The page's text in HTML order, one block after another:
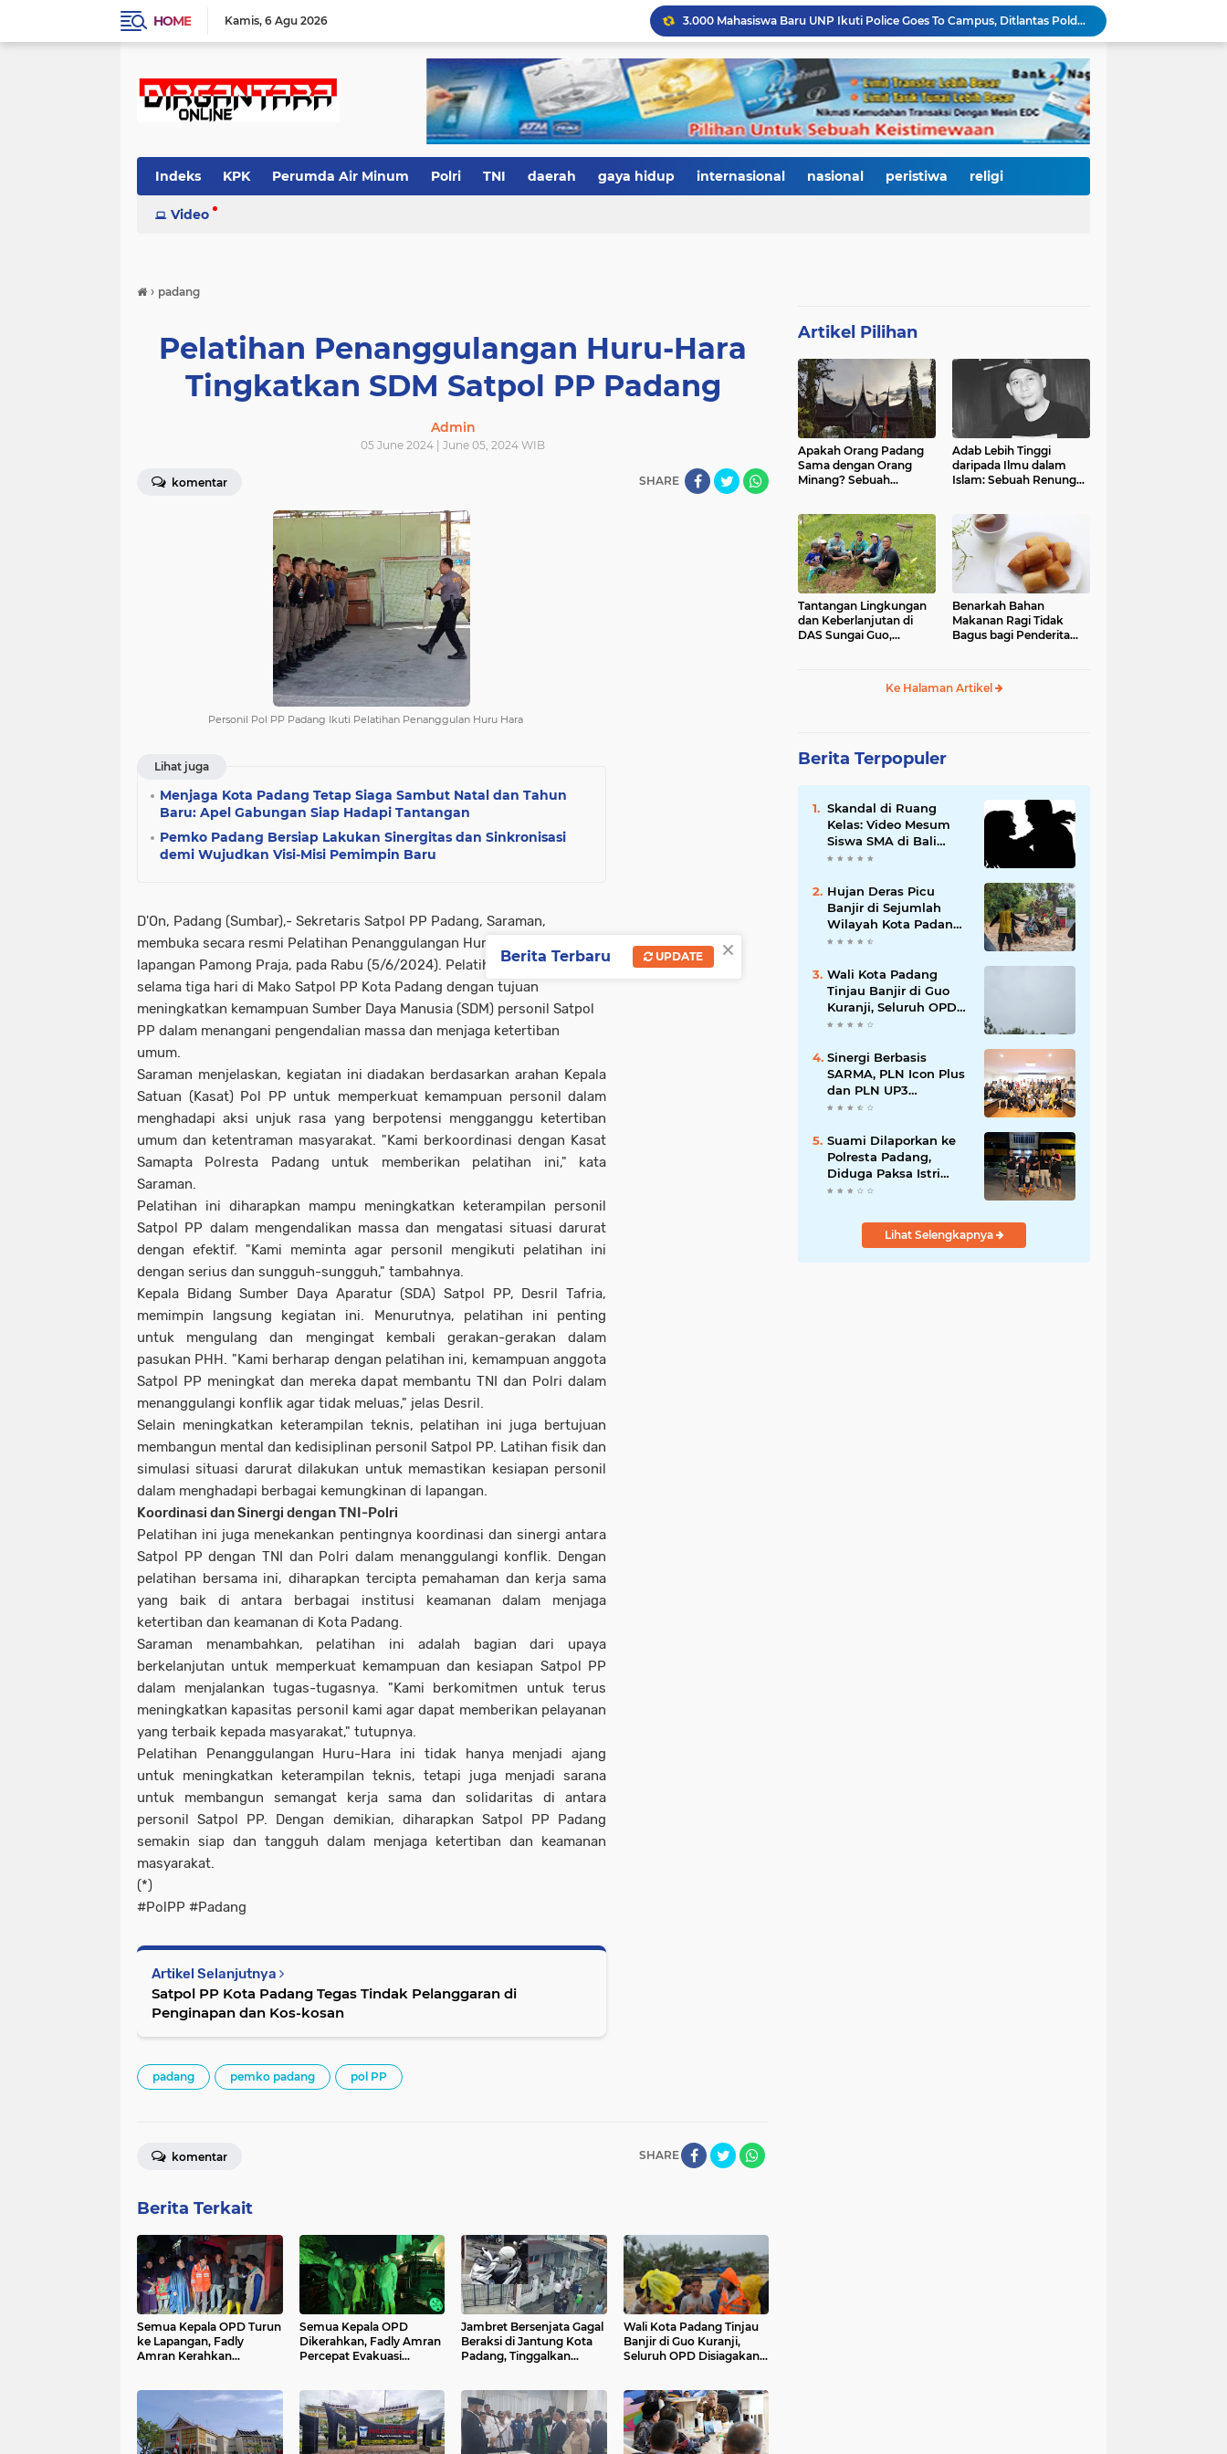
HOME Kamis 6 Agu 2026
3.000 Mahasiswa Baru UNP Ikuti Police Goes To Campus, Ditlantas Polda Sumbar Tanamkan Budaya Tertib Berlalu Lintas Sejak Hari Pertama Kuliah
Open Ship Kapal Teluk Kendari Diprediksi Diserbu Pengunjung, Trans Padang Ubah Rute Koridor 2 dan 4, Tarif Seluruh Koridor Cuma Rp1
Tak Gentar Medan Ekstrem, Tim Trisula Polres Solok Selatan Sisir Sungai Bangko, Police Line Dipasang di Lokasi Dugaan Tambang Emas Ilegal
Depan SMAN 2 Payakumbuh Jadi Lokasi Penangkapan, Satresnarkoba Amankan Terduga Penyalahguna Narkotika dengan Barang Bukti 12,58 Gram Ganja
Merah Putih Berkibar, 500 Bendera Dibagikan untuk Menyalakan Semangat Kemerdekaan di Dharmasraya
Janji Bupati Annisa Mulai Terwujud, Pemkab Dharmasraya Benahi Jalan Pulau Punjung–Kampung Surau Sepanjang 5,6 Kilometer
Wakil Wali Kota Padang Dampingi Komisi V DPR RI Tinjau Jembatan Kalawi, Harapan Baru Percepatan Pemulihan Pascabanjir
Indeks KPK Perumda Air Minum Polri TNI daerah gaya hidup internasional nasional peristiwa religi
Video
› padang
Pelatihan Penanggulangan Huru-Hara
Tingkatkan SDM Satpol PP Padang
Admin
05 June 2024 | June 05, 2024 WIB
komentar SHARE
Personil Pol PP Padang Ikuti Pelatihan Penanggulan Huru Hara
Lihat juga
Menjaga Kota Padang Tetap Siaga Sambut Natal dan Tahun
Baru: Apel Gabungan Siap Hadapi Tantangan
Pemko Padang Bersiap Lakukan Sinergitas dan Sinkronisasi
demi Wujudkan Visi-Misi Pemimpin Baru
D'On, Padang (Sumbar),- Sekretaris Satpol PP Padang, Saraman,
membuka secara resmi Pelatihan Penanggulangan Huru-Hara (PHH) di
lapangan Pamong Praja, pada Rabu (5/6/2024). Pelatihan ini diadakan
selama tiga hari di Mako Satpol PP Kota Padang dengan tujuan
meningkatkan kemampuan Sumber Daya Manusia (SDM) personil Satpol
PP dalam menangani pengendalian massa dan menjaga ketertiban
umum.
Saraman menjelaskan, kegiatan ini diadakan berdasarkan arahan Kepala
Satuan (Kasat) Pol PP untuk memperkuat kemampuan personil dalam
menghadapi aksi unjuk rasa yang berpotensi mengganggu ketertiban
umum dan ketentraman masyarakat. "Kami berkoordinasi dengan Kasat
Samapta Polresta Padang untuk memberikan pelatihan ini," kata
Saraman.
Pelatihan ini diharapkan mampu meningkatkan keterampilan personil
Satpol PP dalam mengendalikan massa dan mengatasi situasi darurat
dengan efektif. "Kami meminta agar personil mengikuti pelatihan ini
dengan serius dan sungguh-sungguh," tambahnya.
Kepala Bidang Sumber Daya Aparatur (SDA) Satpol PP, Desril Tafria,
memimpin langsung kegiatan ini. Menurutnya, pelatihan ini penting
untuk mengulang dan mengingat kembali gerakan-gerakan dalam
pasukan PHH. "Kami berharap dengan pelatihan ini, kemampuan anggota
Satpol PP meningkat dan mereka dapat membantu TNI dan Polri dalam
menanggulangi konflik agar tidak meluas," jelas Desril.
Selain meningkatkan keterampilan teknis, pelatihan ini juga bertujuan
membangun mental dan kedisiplinan personil Satpol PP. Latihan fisik dan
simulasi situasi darurat dilakukan untuk memastikan kesiapan personil
dalam menghadapi berbagai kemungkinan di lapangan.
Koordinasi dan Sinergi dengan TNI-Polri
Pelatihan ini juga menekankan pentingnya koordinasi dan sinergi antara
Satpol PP dengan TNI dan Polri dalam menanggulangi konflik. Dengan
pelatihan bersama ini, diharapkan tercipta pemahaman dan kerja sama
yang baik di antara berbagai institusi keamanan dalam menjaga
ketertiban dan keamanan di Kota Padang.
Saraman menambahkan, pelatihan ini adalah bagian dari upaya
berkelanjutan untuk memperkuat kemampuan dan kesiapan Satpol PP
dalam menjalankan tugas-tugasnya. "Kami berkomitmen untuk terus
meningkatkan kapasitas personil kami agar dapat memberikan pelayanan
yang terbaik kepada masyarakat," tutupnya.
Pelatihan Penanggulangan Huru-Hara ini tidak hanya menjadi ajang
untuk meningkatkan keterampilan teknis, tetapi juga menjadi sarana
untuk membangun semangat kerja sama dan solidaritas di antara
personil Satpol PP. Dengan demikian, diharapkan Satpol PP Padang
semakin siap dan tangguh dalam menjaga ketertiban dan keamanan
masyarakat.
(*)
#PolPP #Padang
Artikel Selanjutnya
Satpol PP Kota Padang Tegas Tindak Pelanggaran di
Penginapan dan Kos-kosan
padang pemko padang pol PP
SHARE
komentar
Berita Terkait
Semua Kepala OPD Turun
ke Lapangan, Fadly
Amran Kerahkan
Semua Kepala OPD
Dikerahkan, Fadly Amran
Percepat Evakuasi
Jambret Bersenjata Gagal
Beraksi di Jantung Kota
Padang, Tinggalkan
Wali Kota Padang Tinjau
Banjir di Guo Kuranji,
Seluruh OPD Disiagakan
Artikel Pilihan
Apakah Orang Padang
Sama dengan Orang
Minang? Sebuah
Adab Lebih Tinggi
daripada Ilmu dalam
Islam: Sebuah Renungan
Tantangan Lingkungan
dan Keberlanjutan di
DAS Sungai Guo,
Benarkah Bahan
Makanan Ragi Tidak
Bagus bagi Penderita
Ke Halaman Artikel
Berita Terpopuler
Skandal di Ruang
Kelas: Video Mesum
Siswa SMA di Bali
Viral, Hukuman dan
Mengikuti
Hujan Deras Picu
Banjir di Sejumlah
Wilayah Kota Padang,
Warga Dievakuasi dan
Banjir Susulan
Wali Kota Padang
Tinjau Banjir di Guo
Kuranji, Seluruh OPD
Disiagakan dan
Dipercepat
Sinergi Berbasis
SARMA, PLN Icon Plus
dan PLN UP3
Tanjungpinang
Strategis
Suami Dilaporkan ke
Polresta Padang,
Diduga Paksa Istri
Layani Pria Lain
Lihat Selengkapnya
×
Berita Terbaru UPDATE